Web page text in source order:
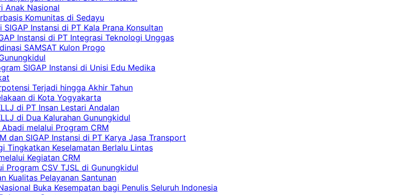
Anak Nasional
Komunitas di Sedayu
Instansi di PT Kala Prana Konsultan
Instansi di PT Integrasi Teknologi Unggas
SAMSAT Kulon Progo
SIGAP Instansi di Unisi Edu Medika
Terjadi hingga Akhir Tahun
di Kota Yogyakarta
di PT Insan Lestari Andalan
di Dua Kalurahan Gunungkidul
melalui Program CRM
dan SIGAP Instansi di PT Karya Jasa Transport
Tingkatkan Keselamatan Berlalu Lintas
Kegiatan CRM
Program CSV TJSL di Gunungkidul
Kualitas Pelayanan Santunan
Buka Kesempatan bagi Penulis Seluruh Indonesia